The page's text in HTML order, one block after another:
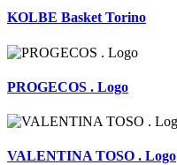
KOLBE Basket Torino
PROGECOS . Logo
VALENTINA TOSO . Logo